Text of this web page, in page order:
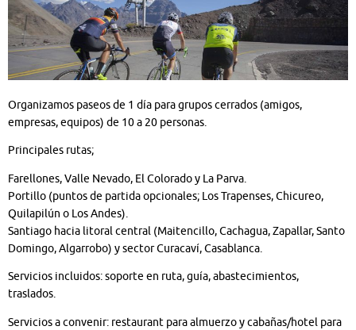
Organizamos paseos de 1 día para grupos cerrados (amigos,
empresas, equipos) de 10 a 20 personas.
Principales rutas;
Farellones, Valle Nevado, El Colorado y La Parva.
Portillo (puntos de partida opcionales; Los Trapenses, Chicureo,
Quilapilún o Los Andes).
Santiago hacia litoral central (Maitencillo, Cachagua, Zapallar, Santo
Domingo, Algarrobo) y sector Curacaví, Casablanca.
Servicios incluidos: soporte en ruta, guía, abastecimientos,
traslados.
Servicios a convenir: restaurant para almuerzo y cabañas/hotel para